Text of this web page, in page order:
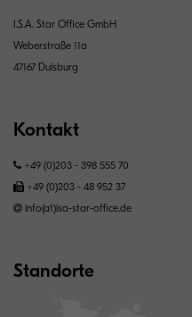
I.S.A. Star Office GmbH
Weberstraße 11a
47167 Duisburg
Kontakt
+49 (0)203 - 398 555 70
+49 (0)203 - 48 952 37
info(at)isa-star-office.de
Standorte